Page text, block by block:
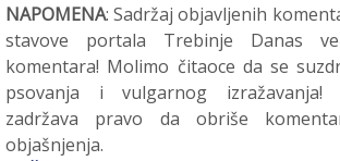
NAPOMENA: Sadržaj objavljenih
stavove portala Trebinje Danas
komentara! Molimo čitaoce da se
psovanja i vulgarnog izražavanja!
zadržava pravo da obriše
objašnjenja.